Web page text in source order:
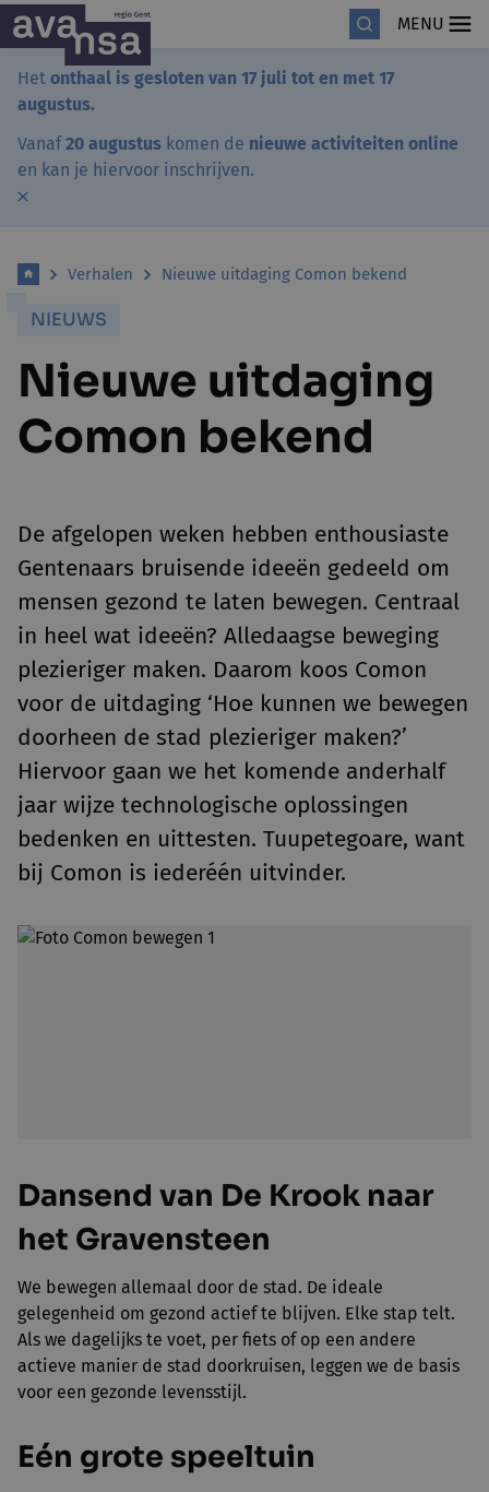
MENU
Het onthaal is gesloten van 17 juli tot en met 17
augustus.
Vanaf20 augustus komen de nieuwe activiteiten online
en kan je hiervoor inschrijven.
Verhalen Nieuwe uitdaging Comon bekend
NIEUWS
Nieuwe uitdaging
Comon bekend
De afgelopen weken hebben enthousiaste
Gentenaars bruisende ideeën gedeeld om
mensen gezond te laten bewegen. Centraal
in heel wat ideeën? Alledaagse beweging
plezieriger maken. Daarom koos Comon
voor de uitdaging ‘Hoe kunnen we bewegen
doorheen de stad plezieriger maken?’
Hiervoor gaan we het komende anderhalf
jaar wijze technologische oplossingen
bedenken en uittesten. Tuupetegoare, want
bij Comon is iederéén uitvinder.
Dansend van De Krook naar
het Gravensteen
We bewegen allemaal door de stad. De ideale
gelegenheid om gezond actief te blijven. Elke stap telt.
Als we dagelijks te voet, per fiets of op een andere
actieve manier de stad doorkruisen, leggen we de basis
voor een gezonde levensstijl.
Eén grote speeltuin